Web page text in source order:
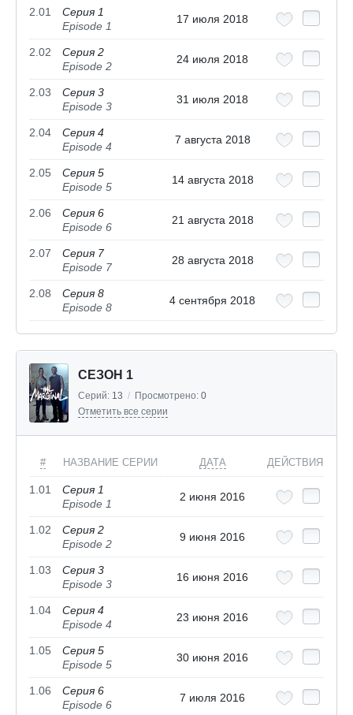
2.01
Серия 1
Episode 1
17 июля 2018
2.02
Серия 2
Episode 2
24 июля 2018
2.03
Серия 3
Episode 3
31 июля 2018
2.04
Серия 4
Episode 4
7 августа 2018
2.05
Серия 5
Episode 5
14 августа 2018
2.06
Серия 6
Episode 6
21 августа 2018
2.07
Серия 7
Episode 7
28 августа 2018
2.08
Серия 8
Episode 8
4 сентября 2018
СЕЗОН 1
Серий: 13 / Просмотрено: 0
Отметить все серии
# НАЗВАНИЕ СЕРИИ ДАТА ДЕЙСТВИЯ
1.01
Серия 1
Episode 1
2 июня 2016
1.02
Серия 2
Episode 2
9 июня 2016
1.03
Серия 3
Episode 3
16 июня 2016
1.04
Серия 4
Episode 4
23 июня 2016
1.05
Серия 5
Episode 5
30 июня 2016
1.06
Серия 6
Episode 6
7 июля 2016